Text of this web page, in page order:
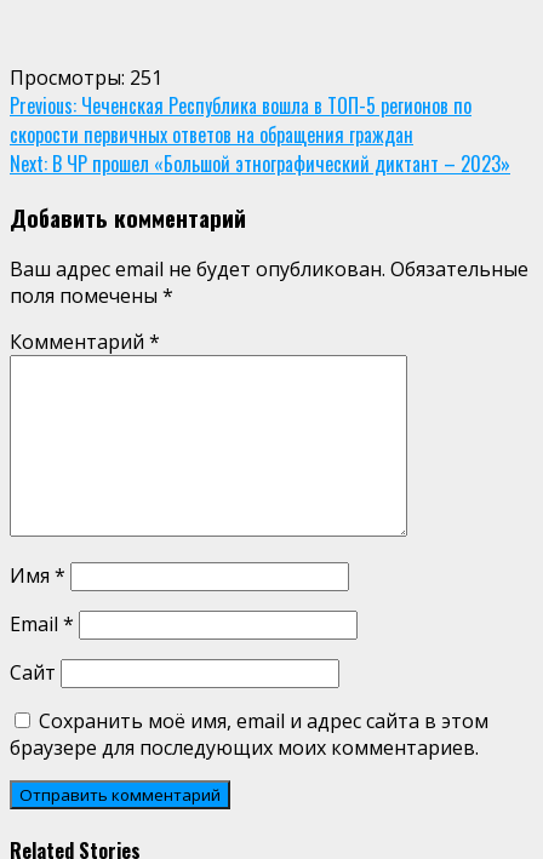
Просмотры: 251
Continue
Reading
Previous: Чеченская Республика вошла в ТОП-5 регионов по
скорости первичных ответов на обращения граждан
Next: В ЧР прошел «Большой этнографический диктант – 2023»
Добавить комментарий
Ваш адрес email не будет опубликован. Обязательные
поля помечены *
Комментарий *
Имя *
Email *
Сайт
Сохранить моё имя, email и адрес сайта в этом
браузере для последующих моих комментариев.
Related Stories